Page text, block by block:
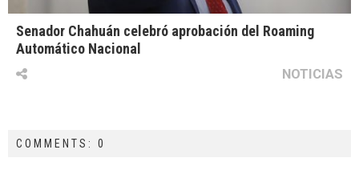
Senador Chahuán celebró aprobación del Roaming
Automático Nacional
NOTICIAS
COMMENTS: 0